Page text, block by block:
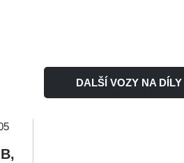
DALŠÍ VOZY NA DÍLY